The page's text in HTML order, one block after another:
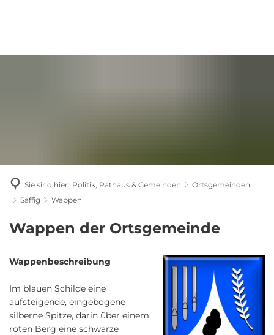
Sie sind hier: Politik, Rathaus & Gemeinden
Ortsgemeinden
Saffig
Wappen
Wappen
Wappen der Ortsgemeinde
Wappenbeschreibung
Im blauen Schilde eine
aufsteigende, eingebogene
silberne Spitze, darin über einem
roten Berg eine schwarze